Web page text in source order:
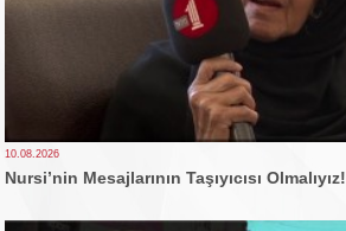
10.08.2026
Nursi’nin Mesajlarının Taşıyıcısı Olmalıyız!